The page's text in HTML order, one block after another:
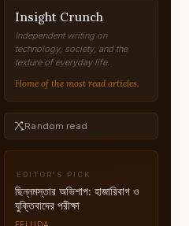
Insight Crunch
Independent writing on
technology, society, and the
texture of everyday life.
Home of the most read articles.
Random read
EDITOR'S PICK
ছিন্নমস্তার অভিশাপ: হাজারিবাগ ও
যুক্তিবাদের পরীক্ষা